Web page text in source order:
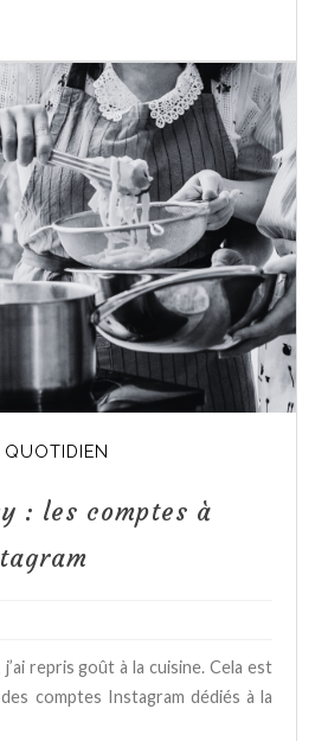
QUOTIDIEN
: les comptes à
repris goût à la cuisine. Cela est
comptes Instagram dédiés à la